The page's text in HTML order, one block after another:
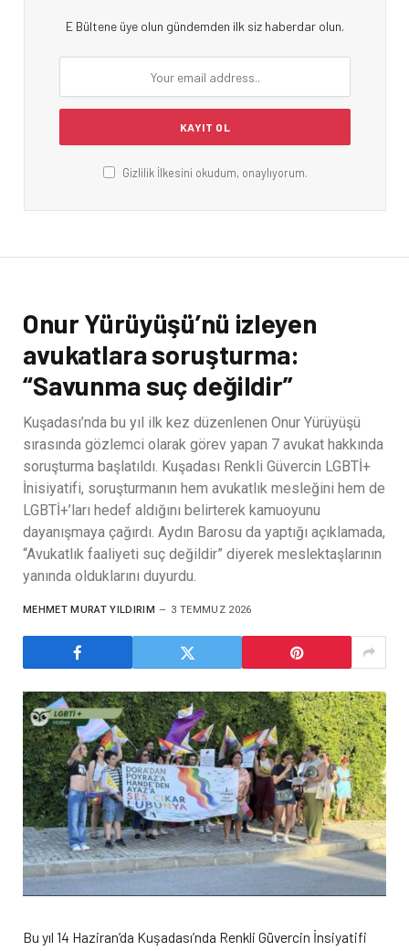
E Bültene üye olun gündemden ilk siz haberdar olun.
Gizlilik İlkesini okudum, onaylıyorum.
Onur Yürüyüşü’nü izleyen
avukatlara soruşturma:
“Savunma suç değildir”
Kuşadası’nda bu yıl ilk kez düzenlenen Onur Yürüyüşü
sırasında gözlemci olarak görev yapan 7 avukat hakkında
soruşturma başlatıldı. Kuşadası Renkli Güvercin LGBTİ+
İnisiyatifi, soruşturmanın hem avukatlık mesleğini hem de
LGBTİ+’ları hedef aldığını belirterek kamuoyunu
dayanışmaya çağırdı. Aydın Barosu da yaptığı açıklamada,
“Avukatlık faaliyeti suç değildir” diyerek meslektaşlarının
yanında olduklarını duyurdu.
MEHMET MURAT YILDIRIM 3 TEMMUZ 2026
Bu yıl 14 Haziran’da Kuşadası’nda Renkli Güvercin İnsiyatifi